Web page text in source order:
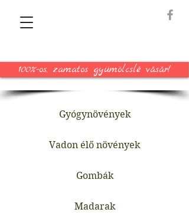
100%-os, zamatos gyümölcslé vásár!
Gyógynövények
Vadon élő növények
Gombák
Madarak